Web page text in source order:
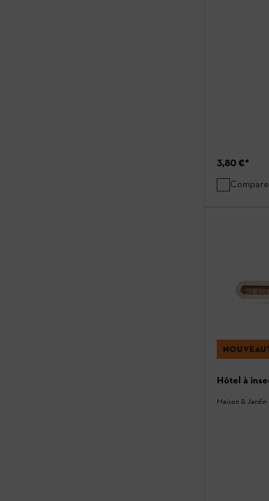
3,80 €*
Hôtel à
Maison & Jardin